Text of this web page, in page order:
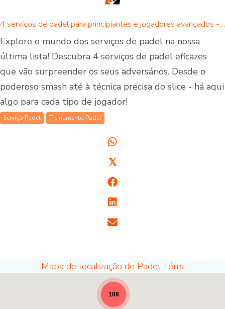
4 serviços de padel para principiantes e jogadores avançados - há um serviço de padel para todos!
Explore o mundo dos serviços de padel na nossa
última lista! Descubra 4 serviços de padel eficazes
que vão surpreender os seus adversários. Desde o
poderoso smash até à técnica precisa do slice - há aqui
algo para cada tipo de jogador!
Serviço Padel Treinamento Padel
𝕏
Mapa de localização de Padel Ténis
Locais de Padel - largura total para notícias [19]
108